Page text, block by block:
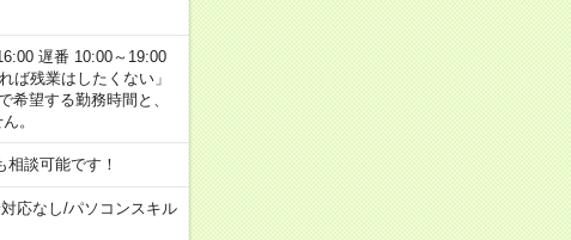
遅番 10:00～19:00
ば残業はしたくない」
望する勤務時間と、
。
談可能です！
応なし/パソコンスキル